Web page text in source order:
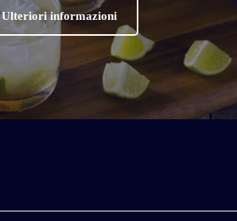
Ulteriori informazioni